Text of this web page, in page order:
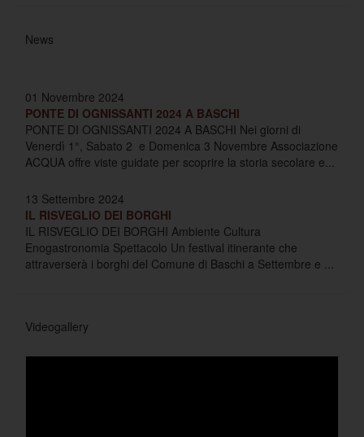
News
01 Novembre 2024
PONTE DI OGNISSANTI 2024 A BASCHI
PONTE DI OGNISSANTI 2024 A BASCHI Nei giorni di
Venerdì 1°, Sabato 2 e Domenica 3 Novembre Associazione
ACQUA offre viste guidate per scoprire la storia secolare e...
13 Settembre 2024
IL RISVEGLIO DEI BORGHI
IL RISVEGLIO DEI BORGHI Ambiente Cultura
Enogastronomia Spettacolo Un festival itinerante che
attraverserà i borghi del Comune di Baschi a Settembre e ...
Videogallery